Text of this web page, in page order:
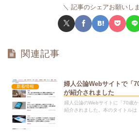
記事のシェアお願いし
関連記事
新着情報
婦人公論Webサイトで「
が紹介されました
婦人公論のWebサイトに「70歳
紹介されました。本のタイトルは